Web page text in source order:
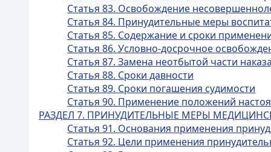
Статья 83. Освобождение
Статья 84. Принудительные меры
Статья 85. Содержание и сроки
Статья 86. Условно-досрочное
Статья 87. Замена неотбытой части
Статья 88. Сроки давности
Статья 89. Сроки погашения судимости
Статья 90. Применение положений
РАЗДЕЛ 7. ПРИНУДИТЕЛЬНЫЕ МЕРЫ
Статья 91. Основания применения
Статья 92. Цели применения